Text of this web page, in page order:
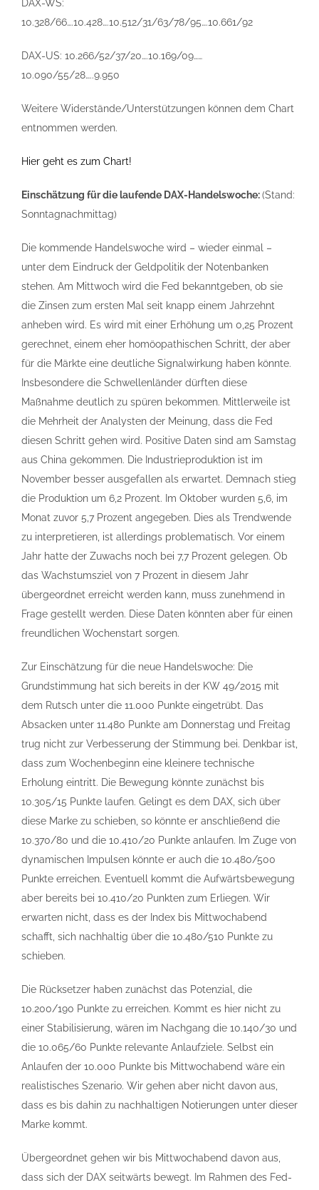
DAX-WS:
10.328/66….10.428….10.512/31/63/78/95….10.661/92
DAX-US: 10.266/52/37/20….10.169/09……
10.090/55/28…..9.950
Weitere Widerstände/Unterstützungen können dem Chart
entnommen werden.
Hier geht es zum Chart!
Einschätzung für die laufende DAX-Handelswoche:(Stand:
Sonntagnachmittag)
Die kommende Handelswoche wird – wieder einmal –
unter dem Eindruck der Geldpolitik der Notenbanken
stehen. Am Mittwoch wird die Fed bekanntgeben, ob sie
die Zinsen zum ersten Mal seit knapp einem Jahrzehnt
anheben wird. Es wird mit einer Erhöhung um 0,25 Prozent
gerechnet, einem eher homöopathischen Schritt, der aber
für die Märkte eine deutliche Signalwirkung haben könnte.
Insbesondere die Schwellenländer dürften diese
Maßnahme deutlich zu spüren bekommen. Mittlerweile ist
die Mehrheit der Analysten der Meinung, dass die Fed
diesen Schritt gehen wird. Positive Daten sind am Samstag
aus China gekommen. Die Industrieproduktion ist im
November besser ausgefallen als erwartet. Demnach stieg
die Produktion um 6,2 Prozent. Im Oktober wurden 5,6, im
Monat zuvor 5,7 Prozent angegeben. Dies als Trendwende
zu interpretieren, ist allerdings problematisch. Vor einem
Jahr hatte der Zuwachs noch bei 7,7 Prozent gelegen. Ob
das Wachstumsziel von 7 Prozent in diesem Jahr
übergeordnet erreicht werden kann, muss zunehmend in
Frage gestellt werden. Diese Daten könnten aber für einen
freundlichen Wochenstart sorgen.
Zur Einschätzung für die neue Handelswoche: Die
Grundstimmung hat sich bereits in der KW 49/2015 mit
dem Rutsch unter die 11.000 Punkte eingetrübt. Das
Absacken unter 11.480 Punkte am Donnerstag und Freitag
trug nicht zur Verbesserung der Stimmung bei. Denkbar ist,
dass zum Wochenbeginn eine kleinere technische
Erholung eintritt. Die Bewegung könnte zunächst bis
10.305/15 Punkte laufen. Gelingt es dem DAX, sich über
diese Marke zu schieben, so könnte er anschließend die
10.370/80 und die 10.410/20 Punkte anlaufen. Im Zuge von
dynamischen Impulsen könnte er auch die 10.480/500
Punkte erreichen. Eventuell kommt die Aufwärtsbewegung
aber bereits bei 10.410/20 Punkten zum Erliegen. Wir
erwarten nicht, dass es der Index bis Mittwochabend
schafft, sich nachhaltig über die 10.480/510 Punkte zu
schieben.
Die Rücksetzer haben zunächst das Potenzial, die
10.200/190 Punkte zu erreichen. Kommt es hier nicht zu
einer Stabilisierung, wären im Nachgang die 10.140/30 und
die 10.065/60 Punkte relevante Anlaufziele. Selbst ein
Anlaufen der 10.000 Punkte bis Mittwochabend wäre ein
realistisches Szenario. Wir gehen aber nicht davon aus,
dass es bis dahin zu nachhaltigen Notierungen unter dieser
Marke kommt.
Übergeordnet gehen wir bis Mittwochabend davon aus,
dass sich der DAX seitwärts bewegt. Im Rahmen des Fed-